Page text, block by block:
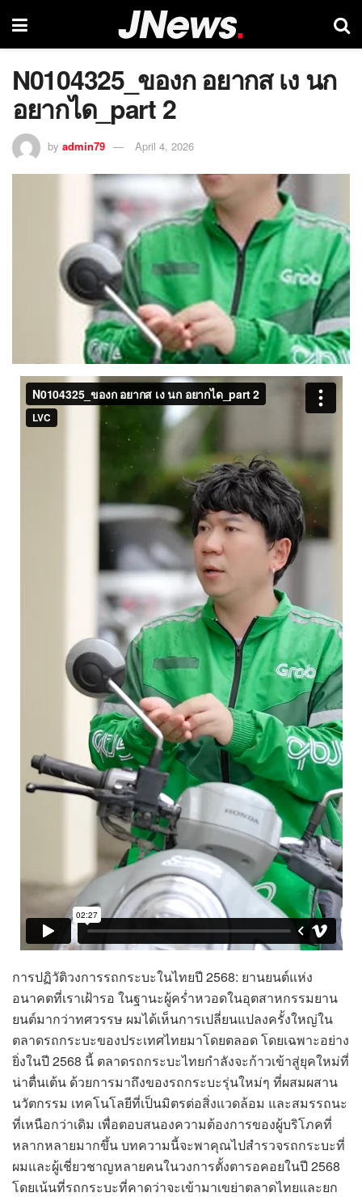
N0104325_ของก อยากส เง นก
อยากได_part 2
by admin79 April 4, 2026
การปฏิวัติวงการรถกระบะในไทยปี 2568: ยานยนต์แห่ง
อนาคตที่เราเฝ้ารอ ในฐานะผู้คร่ำหวอดในอุตสาหกรรมยาน
ยนต์มากว่าทศวรรษ ผมได้เห็นการเปลี่ยนแปลงครั้งใหญ่ใน
ตลาดรถกระบะของประเทศไทยมาโดยตลอด โดยเฉพาะอย่าง
ยิ่งในปี 2568 นี้ ตลาดรถกระบะไทยกำลังจะก้าวเข้าสู่ยุคใหม่ที่
น่าตื่นเต้น ด้วยการมาถึงของรถกระบะรุ่นใหม่ๆ ที่ผสมผสาน
นวัตกรรม เทคโนโลยีที่เป็นมิตรต่อสิ่งแวดล้อม และสมรรถนะ
ที่เหนือกว่าเดิม เพื่อตอบสนองความต้องการของผู้บริโภคที่
หลากหลายมากขึ้น บทความนี้จะพาคุณไปสำรวจรถกระบะที่
ผมและผู้เชี่ยวชาญหลายคนในวงการตั้งตารอคอยในปี 2568
โดยเน้นที่รถกระบะที่คาดว่าจะเข้ามาเขย่าตลาดไทยและยก